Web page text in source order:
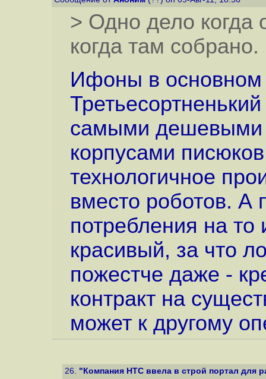
> Одно дело когда
когда там собрано.
Ифоны в основном
самыми дешевыми
корпусами
технологичное
вместо роботов. А
потребления на
красивый, за что
пожестче даже -
контракт на
может к другому
26. "Компания HTC ввела в строй портал для